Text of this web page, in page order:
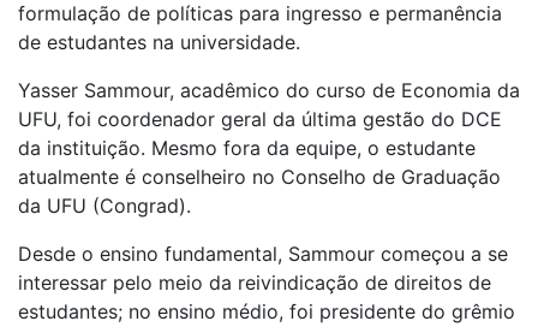
formulação de políticas para ingresso e permanência
de estudantes na universidade.
Yasser Sammour, acadêmico do curso de Economia da
UFU, foi coordenador geral da última gestão do DCE
da instituição. Mesmo fora da equipe, o estudante
atualmente é conselheiro no Conselho de Graduação
da UFU (Congrad).
Desde o ensino fundamental, Sammour começou a se
interessar pelo meio da reivindicação de direitos de
estudantes; no ensino médio, foi presidente do grêmio